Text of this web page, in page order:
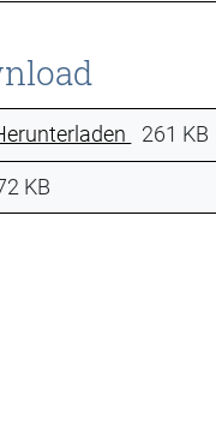
261 KB
KB